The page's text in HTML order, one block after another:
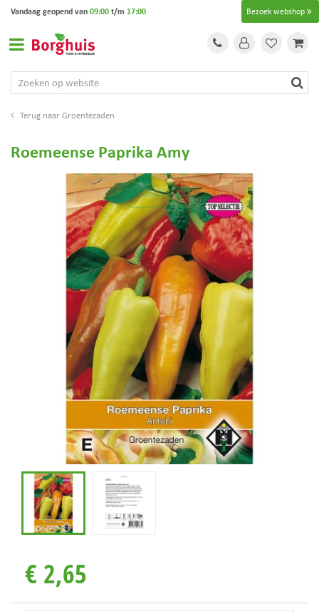
Groentezaden
Bezoek webshop
Vandaag geopend van09:00t/m 17:00
Roemeense Paprika Amy
€ 2,65